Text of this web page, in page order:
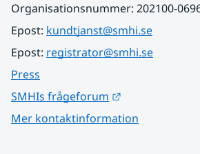
Organisationsnummer: 202100-
Epost: kundtjanst@smhi.se
Epost: registrator@smhi.se
Press
SMHIs frågeforum
Mer kontaktinformation